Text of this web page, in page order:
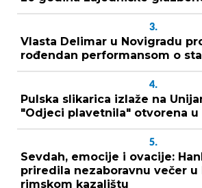
3.
Vlasta Delimar u Novigradu
rođendan performansom o
4.
Pulska slikarica izlaže na
"Odjeci plavetnila" otvorena u
5.
Sevdah, emocije i ovacije:
priredila nezaboravnu večer u
rimskom kazalištu